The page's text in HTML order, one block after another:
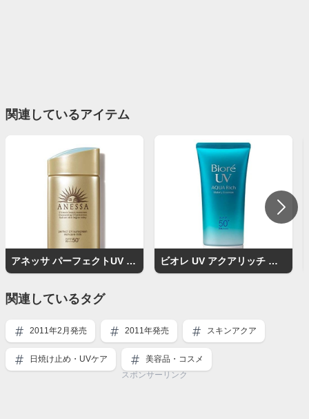
関連しているアイテム
アネッサ パーフェクトUV スキンケアミルク ビオレ UV アクアリッチ ウォータリーエッセンス SPF50+
関連しているタグ
2011年2月発売 2011年発売 スキンアクア
日焼け止め・UVケア
美容品・コスメ
スポンサーリンク